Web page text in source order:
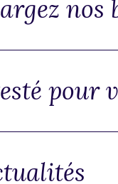
nos
pour